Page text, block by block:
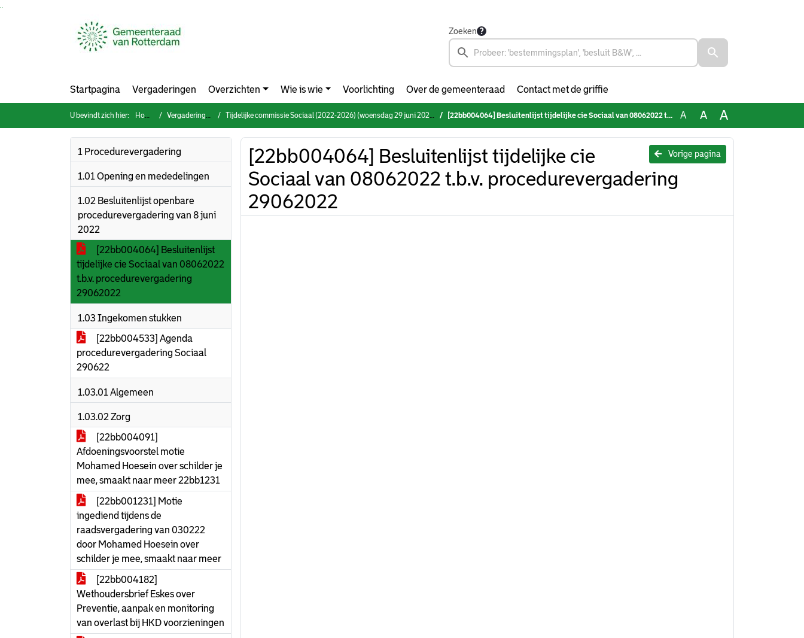
Zoeken
Startpagina Vergaderingen Overzichten Wie is wie Voorlichting Over de gemeenteraad Contact met de griffie
U bevindt zich hier: Home Vergaderingen Tijdelijke commissie Sociaal (2022-2026) (woensdag 29 juni 2022) [22bb004064] Besluitenlijst tijdelijke cie Sociaal van 08062022 t.b.v. procedurevergadering 29062022 A A A
1 Procedurevergadering
1.01 Opening en mededelingen
1.02 Besluitenlijst openbare
procedurevergadering van 8 juni
2022
[22bb004064] Besluitenlijst
tijdelijke cie Sociaal van 08062022
t.b.v. procedurevergadering
29062022
1.03 Ingekomen stukken
[22bb004533] Agenda
procedurevergadering Sociaal
290622
1.03.01 Algemeen
1.03.02 Zorg
[22bb004091]
Afdoeningsvoorstel motie
Mohamed Hoesein over schilder je
mee, smaakt naar meer 22bb1231
[22bb001231] Motie
ingediend tijdens de
raadsvergadering van 030222
door Mohamed Hoesein over
schilder je mee, smaakt naar meer
[22bb004182]
Wethoudersbrief Eskes over
Preventie, aanpak en monitoring
van overlast bij HKD voorzieningen
Vorige pagina
[22bb004064] Besluitenlijst tijdelijke cie
Sociaal van 08062022 t.b.v. procedurevergadering
29062022